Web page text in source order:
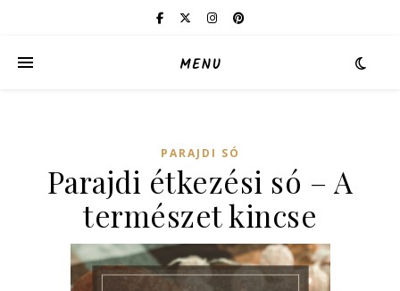
MENU
PARAJDI SÓ
Parajdi étkezési só – A
természet kincse